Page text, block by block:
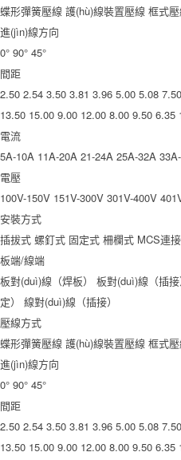
蝶形彈簧壓線 護(hù)線裝置壓線 框式
進(jìn)線方向
0° 90° 45°
間距
2.50 2.54 3.50 3.81 3.96 5.00 5.08 7.50
13.50 15.00 9.00 12.00 8.00 9.50 6.35
電流
5A-10A 11A-20A 21-24A 25A-32A
電壓
100V-150V 151V-300V 301V-400V
安裝方式
插拔式 螺釘式 固定式 柵欄式 MCS連
板端/線端
板對(duì)線（焊板）
板對(duì)線（插接
定）
線對(duì)線（插接）
壓線方式
蝶形彈簧壓線 護(hù)線裝置壓線 框式
進(jìn)線方向
0° 90° 45°
間距
2.50 2.54 3.50 3.81 3.96 5.00 5.08 7.50
13.50 15.00 9.00 12.00 8.00 9.50 6.35